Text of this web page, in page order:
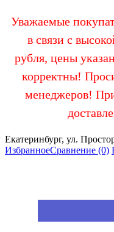
Уважаемые
в связи с
рубля, цены
корректны!
менеджеров!
Екатеринбург, ул.
ИзбранноеСравнение (0)